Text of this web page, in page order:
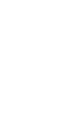
金高精度轻量化